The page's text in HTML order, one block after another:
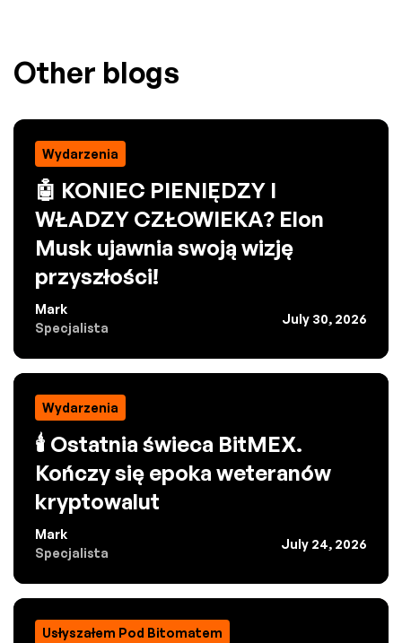
Other blogs
Wydarzenia
🤖 KONIEC PIENIĘDZY I
WŁADZY CZŁOWIEKA? Elon
Musk ujawnia swoją wizję
przyszłości!
Mark
Specjalista
July 30, 2026
Wydarzenia
🕯️ Ostatnia świeca BitMEX.
Kończy się epoka weteranów
kryptowalut
Mark
Specjalista
July 24, 2026
Usłyszałem Pod Bitomatem